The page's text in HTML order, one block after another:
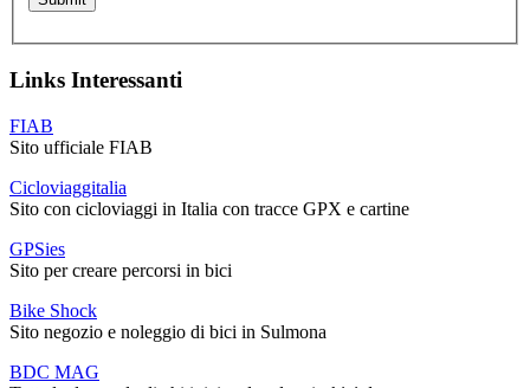
Links Interessanti
FIAB
Sito ufficiale FIAB
Cicloviaggitalia
Sito con cicloviaggi in Italia con tracce GPX e cartine
GPSies
Sito per creare percorsi in bici
Bike Shock
Sito negozio e noleggio di bici in Sulmona
BDC MAG